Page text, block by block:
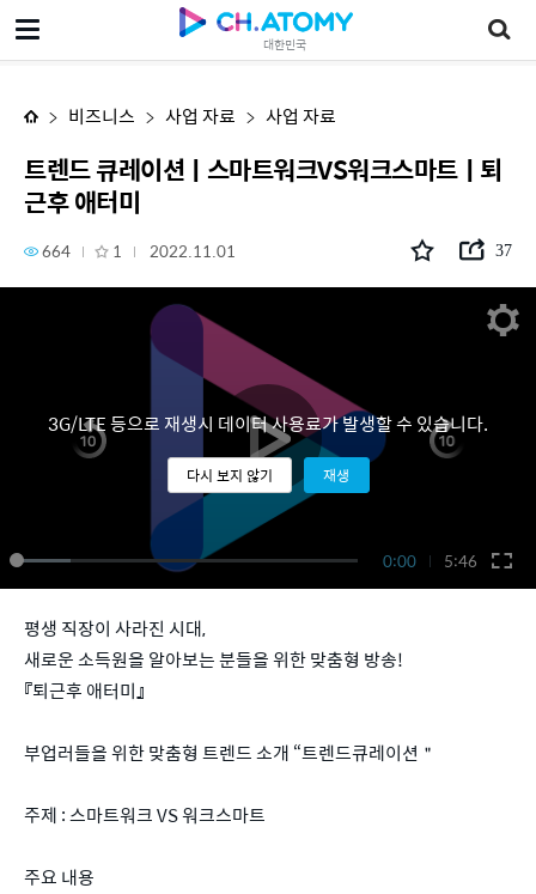
대한민국
비즈니스 사업 자료 사업 자료
트렌드 큐레이션ㅣ스마트워크VS워크스마트ㅣ퇴
근후 애터미
664 1 2022.11.01 37
0:00 5:46
3G/LTE 등으로 재생시 데이터 사용료가 발생할 수 있습니다.
다시 보지 않기 재생
평생 직장이 사라진 시대,
새로운 소득원을 알아보는 분들을 위한 맞춤형 방송!
『퇴근후 애터미』
부업러들을 위한 맞춤형 트렌드 소개 “트렌드큐레이션＂
주제 : 스마트워크 VS 워크스마트
주요 내용